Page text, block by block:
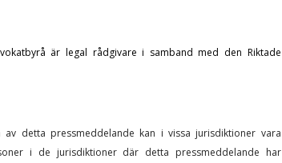
är legal rådgivare i samband med den Riktade
detta pressmeddelande kan i vissa jurisdiktioner vara
i de jurisdiktioner där detta pressmeddelande har